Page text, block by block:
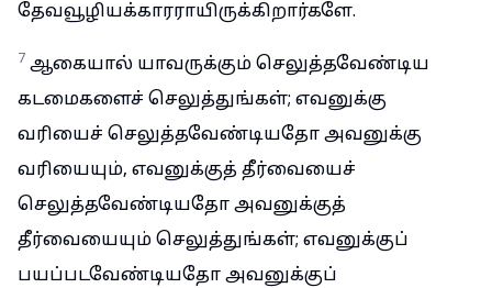
தேவவூழியக்காரராயிருக்கிறார்களே.
7 ஆகையால் யாவருக்கும் செலுத்தவேண்டிய
கடமைகளைச் செலுத்துங்கள்; எவனுக்கு
வரியைச் செலுத்தவேண்டியதோ அவனுக்கு
வரியையும், எவனுக்குத் தீர்வையைச்
செலுத்தவேண்டியதோ அவனுக்குத்
தீர்வையையும் செலுத்துங்கள்; எவனுக்குப்
பயப்படவேண்டியதோ அவனுக்குப்